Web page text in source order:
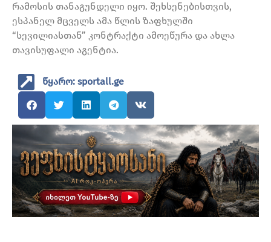
რამოსის თანაგუნდელი იყო. შეხსენებისთვის,
ესპანელ მცველს ამა წლის ზაფხულში
“სევილიასთან” კონტრაქტი ამოეწურა და ახლა
თავისუფალი აგენტია.
წყარო: sportall.ge